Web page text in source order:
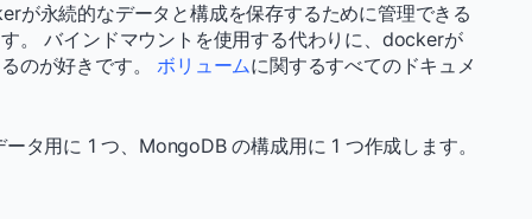
が永続的なデータと構成を保存するために管理できる
。 バインドマウントを使用する代わりに、dockerが
のが好きです。ボリュームに関するすべてのドキュメ
タ用に 1 つ、MongoDB の構成用に 1 つ作成します。